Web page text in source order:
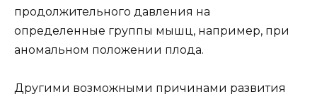
продолжительного давления на
определенные группы мышц, например, при
аномальном положении плода.
Другими возможными причинами развития